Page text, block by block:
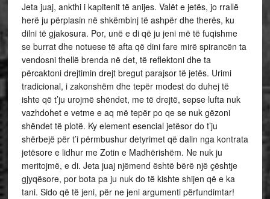
Jeta juaj, ankthi i kapitenit të anijes. Valët e jetës, jo rrallë
herë ju përplasin në shkëmbinj të ashpër dhe therës, ku
dilni të gjakosura. Por, unë e di që ju jeni më të fuqishme
se burrat dhe notuese të afta që dini fare mirë spirancën ta
vendosni thellë brenda në det, të reflektoni dhe ta
përcaktoni drejtimin drejt bregut parajsor të jetës. Urimi
tradicional, i zakonshëm dhe tepër modest do duhej të
ishte që t’ju urojmë shëndet, me të drejtë, sepse lufta nuk
vazhdohet e vetme e aq më tepër po qe se nuk gëzoni
shëndet të plotë. Ky element esencial jetësor do t’ju
shërbejë për t’i përmbushur detyrimet që dalin nga kontrata
jetësore e lidhur me Zotin e Madhërishëm. Ne nuk ju
meritojmë, e di. Jeta juaj njëmend është bërë një çështje
gjyqësore, por bota pa ju nuk do të kishte shijen që e ka
tani. Sido që të jeni, për ne jeni argumenti përfundimtar!